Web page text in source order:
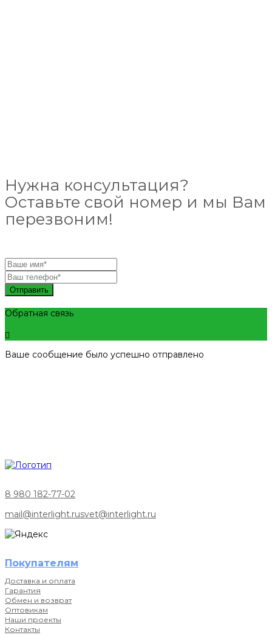
Нужна консультация?
Оставьте свой номер и мы Вам
перезвоним!
Отправить
Обратная связь
Ваше сообщение было успешно отправлено
8 980 182-77-02
mail@interlight.rusvet@interlight.ru
Покупателям
Доставка и оплата
Гарантия
Обмен и возврат
Оптовикам
Наши проекты
Контакты